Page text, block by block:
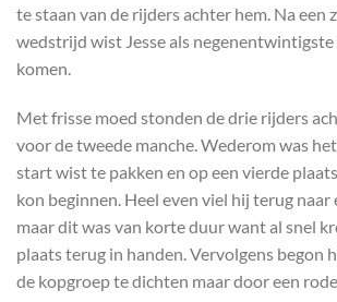
te staan van de rijders achter hem. Na een
wedstrijd wist Jesse als
komen.
Met frisse moed stonden de drie rijders
voor de tweede manche. Wederom was
start wist te pakken en op een vierde
kon beginnen. Heel even viel hij terug naar
maar dit was van korte duur want al snel
plaats terug in handen. Vervolgens begon
de kopgroep te dichten maar door een